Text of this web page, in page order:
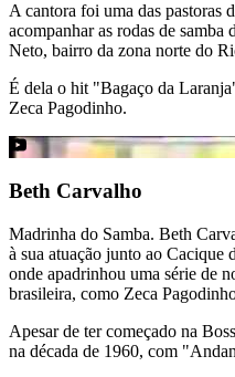
A cantora foi uma das pastoras
acompanhar as rodas de
Neto, bairro da zona norte do
É dela o hit "Bagaço da
Zeca Pagodinho.
Beth Carvalho
Madrinha do Samba. Beth
à sua atuação junto ao Cacique
onde apadrinhou uma série de
brasileira, como Zeca
Apesar de ter começado na
na década de 1960, com